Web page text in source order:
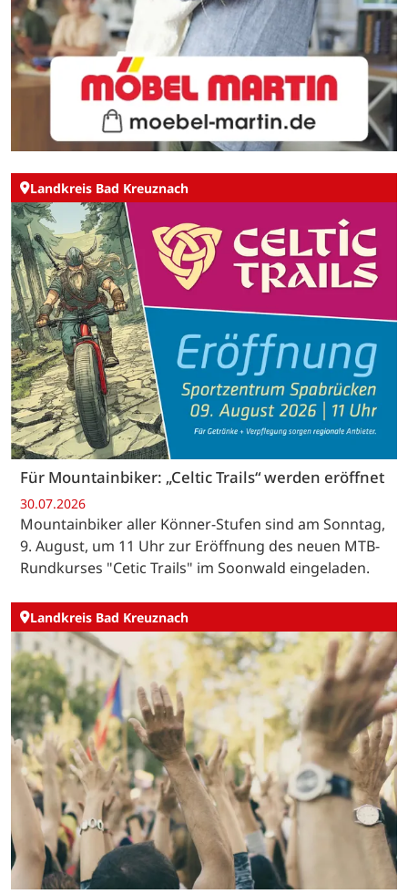
Landkreis Bad Kreuznach
Für Mountainbiker: „Celtic Trails“ werden eröffnet
30.07.2026
Mountainbiker aller Könner-Stufen sind am Sonntag,
9. August, um 11 Uhr zur Eröffnung des neuen MTB-
Rundkurses "Cetic Trails" im Soonwald eingeladen.
Landkreis Bad Kreuznach